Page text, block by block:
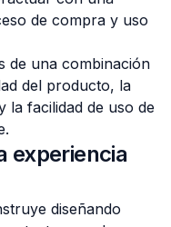
de compra y uso
de una combinación
del producto, la
la facilidad de uso de
experiencia
diseñando